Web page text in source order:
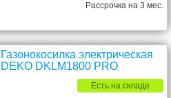
Рассрочка на 3 мес.
Газонокосилка электрическая
DEKO DKLM1800 PRO
Есть на складе